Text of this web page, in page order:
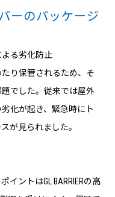
ーのパッケージ
る劣化防止
り保管されるため、そ
でした。従来では屋外
化が起き、緊急時にト
が見られました。
ントはGL BARRIERの高